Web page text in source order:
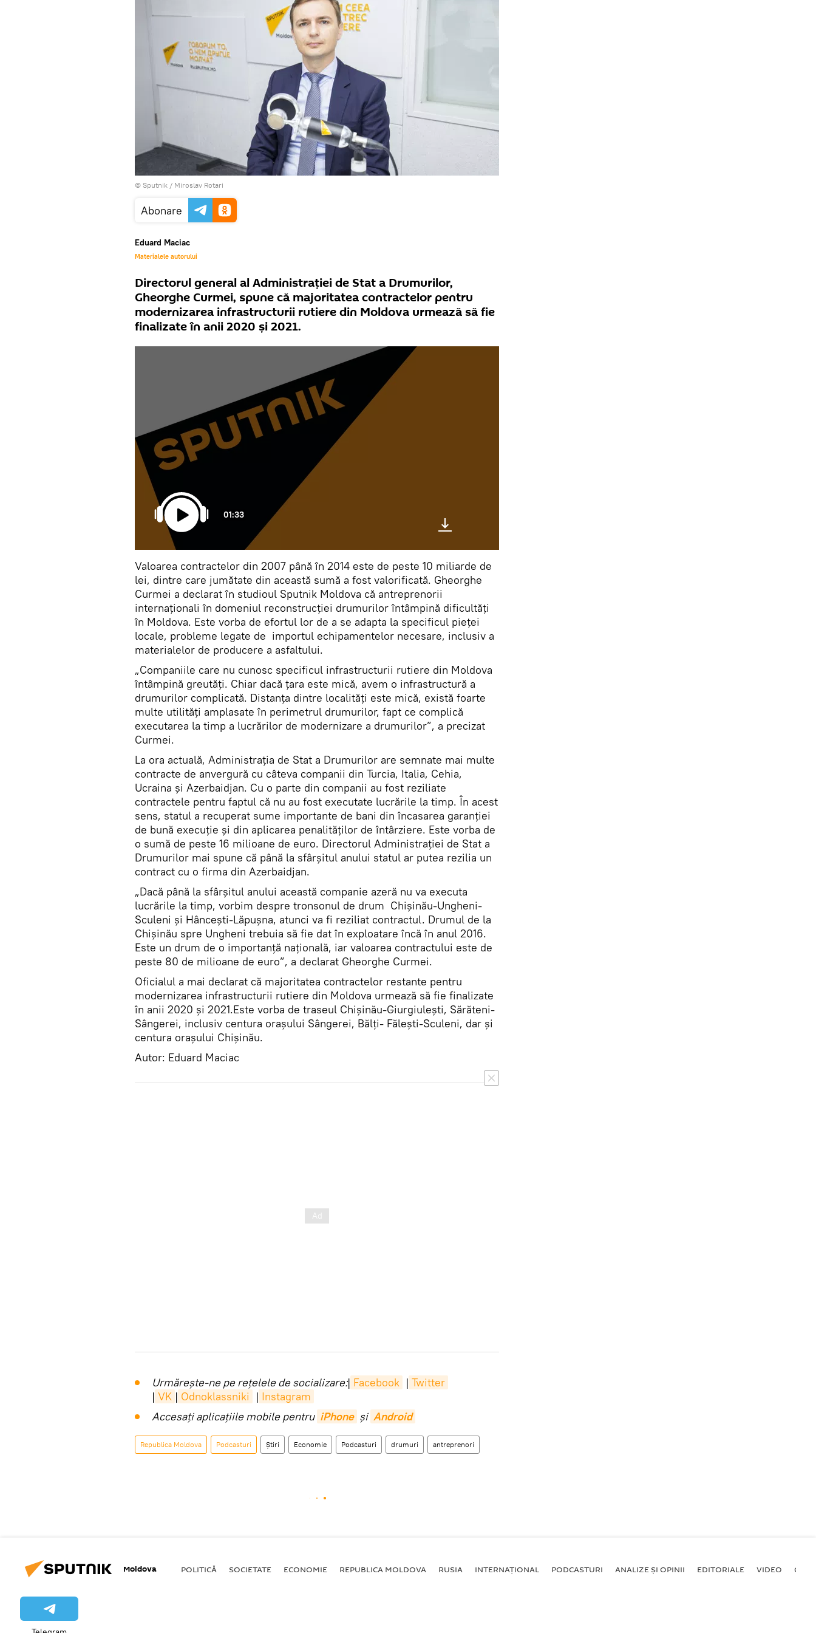
© Sputnik / Miroslav Rotari
Abonare
Eduard Maciac
Materialele autorului
Directorul general al Administrației de Stat a Drumurilor,
Gheorghe Curmei, spune că majoritatea contractelor pentru
modernizarea infrastructurii rutiere din Moldova urmează să fie
finalizate în anii 2020 și 2021.
01:33
Valoarea contractelor din 2007 până în 2014 este de peste 10 miliarde de
lei, dintre care jumătate din această sumă a fost valorificată. Gheorghe
Curmei a declarat în studioul Sputnik Moldova că antreprenorii
internaționali în domeniul reconstrucției drumurilor întâmpină dificultăți
în Moldova. Este vorba de efortul lor de a se adapta la specificul pieței
locale, probleme legate de importul echipamentelor necesare, inclusiv a
materialelor de producere a asfaltului.
„Companiile care nu cunosc specificul infrastructurii rutiere din Moldova
întâmpină greutăți. Chiar dacă țara este mică, avem o infrastructură a
drumurilor complicată. Distanța dintre localități este mică, există foarte
multe utilități amplasate în perimetrul drumurilor, fapt ce complică
executarea la timp a lucrărilor de modernizare a drumurilor”, a precizat
Curmei.
La ora actuală, Administrația de Stat a Drumurilor are semnate mai multe
contracte de anvergură cu câteva companii din Turcia, Italia, Cehia,
Ucraina și Azerbaidjan. Cu o parte din companii au fost reziliate
contractele pentru faptul că nu au fost executate lucrările la timp. În acest
sens, statul a recuperat sume importante de bani din încasarea garanției
de bună execuție și din aplicarea penalităților de întârziere. Este vorba de
o sumă de peste 16 milioane de euro. Directorul Administrației de Stat a
Drumurilor mai spune că până la sfârșitul anului statul ar putea rezilia un
contract cu o firma din Azerbaidjan.
„Dacă până la sfârșitul anului această companie azeră nu va executa
lucrările la timp, vorbim despre tronsonul de drum Chișinău-Ungheni-
Sculeni și Hâncești-Lăpușna, atunci va fi reziliat contractul. Drumul de la
Chișinău spre Ungheni trebuia să fie dat în exploatare încă în anul 2016.
Este un drum de o importanță națională, iar valoarea contractului este de
peste 80 de milioane de euro”, a declarat Gheorghe Curmei.
Oficialul a mai declarat că majoritatea contractelor restante pentru
modernizarea infrastructurii rutiere din Moldova urmează să fie finalizate
în anii 2020 și 2021.Este vorba de traseul Chișinău-Giurgiulești, Sărăteni-
Sângerei, inclusiv centura orașului Sângerei, Bălți- Fălești-Sculeni, dar și
centura orașului Chișinău.
Autor: Eduard Maciac
Urmărește-ne pe rețelele de socializare:| Facebook | Twitter
| VK | Odnoklassniki | Instagram
Accesaţi aplicaţiile mobile pentru iPhone și Android
Republica Moldova Podcasturi Știri Economie Podcasturi drumuri antreprenori
Moldova POLITICĂ SOCIETATE ECONOMIE REPUBLICA MOLDOVA RUSIA INTERNAȚIONAL PODCASTURI ANALIZE ȘI OPINII EDITORIALE VIDEO